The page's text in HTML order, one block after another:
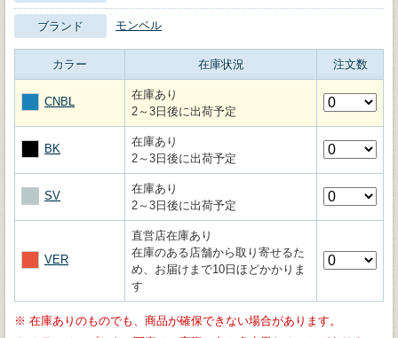
ブランド モンベル
カラー 在庫状況 注文数
CNBL
在庫あり
2～3日後に出荷予定
BK
在庫あり
2～3日後に出荷予定
SV
在庫あり
2～3日後に出荷予定
VER
直営店在庫あり
在庫のある店舗から取り寄せるた
め、お届けまで10日ほどかかりま
す
※ 在庫ありのものでも、商品が確保できない場合があります。